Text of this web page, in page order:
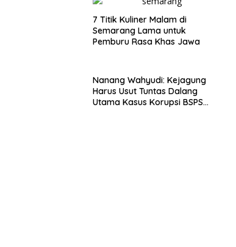
7 Titik Kuliner Malam di
Semarang Lama untuk
Pemburu Rasa Khas Jawa
Nanang Wahyudi: Kejagung
Harus Usut Tuntas Dalang
Utama Kasus Korupsi BSPS